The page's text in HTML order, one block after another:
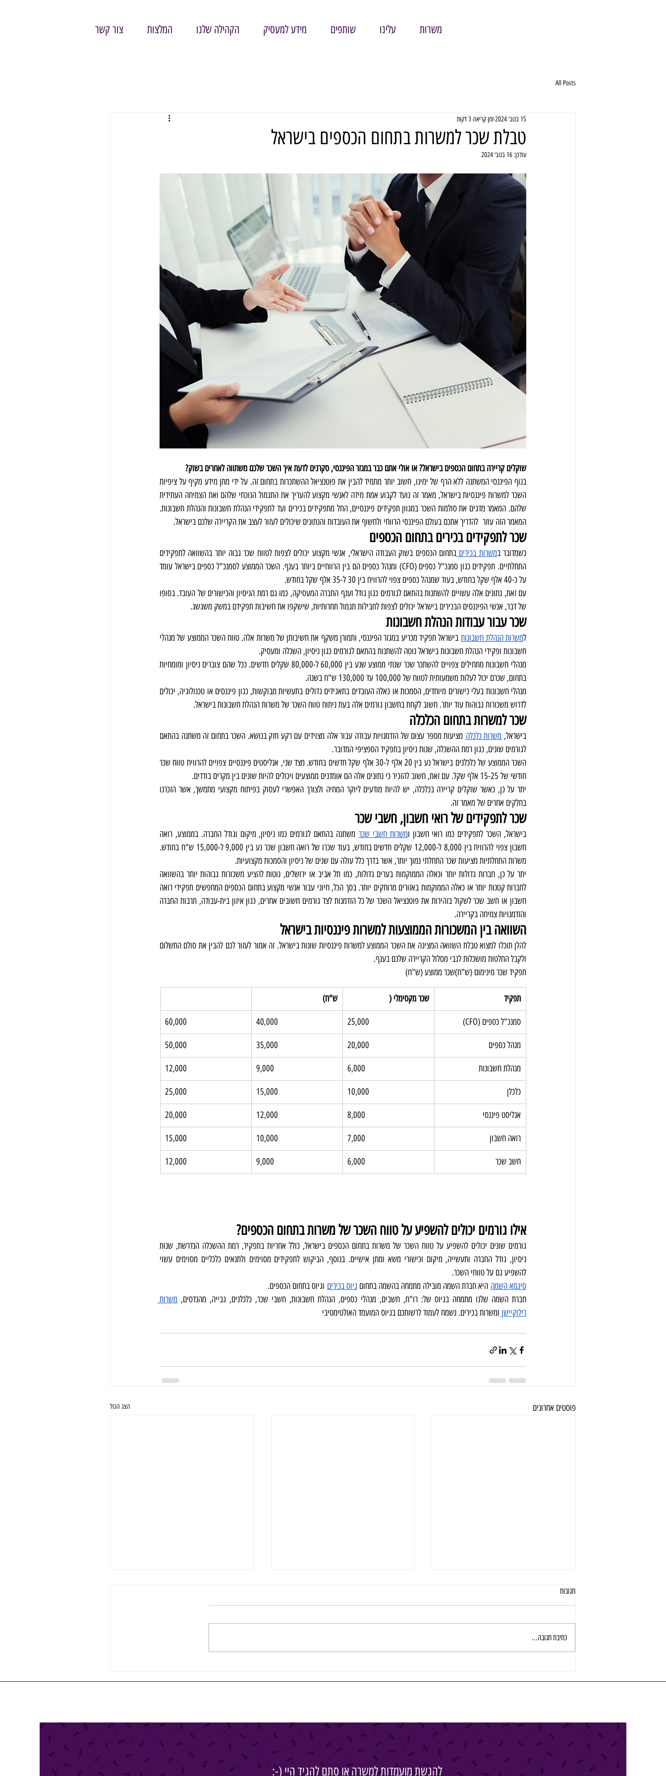
משרות עלינו שותפים מידע למעסיק הקהילה שלנו המלצות צור קשר
All Posts
טבלת שכר למשרות בתחום הכספים בישראל
15 בנוב׳ 2024 זמן קריאה 3 דקות
עודכן: 16 בנוב׳ 2024
שוקלים קריירה בתחום הכספים בישראל? או אולי אתם כבר במגזר הפיננסי, סקרנים לדעת איך השכר שלכם משתווה לאחרים בשוק?
המאמר הזה עוזר  להדריך אתכם בעולם הפיננסי הרווחי ולחשוף את העובדות והנתונים שיכולים לעזור לעצב את הקריירה שלכם בישראל.
שכר לתפקידים בכירים בתחום הכספים
כשמדובר במשרות בכירים
על כ-40 אלף שקל בחודש, בעוד שמנהל כספים צפוי להרוויח בין 30 ל-35 אלף שקל בחודש.
של דבר, אנשי הפיננסים הבכירים בישראל יכולים לצפות לחבילות תגמול תחרותיות, שישקפו את חשיבות תפקידם במשק משגשג.
שכר עבור עבודות הנהלת חשבונות
למשרות הנהלת חשבונות
חשבונות ופקידי הנהלת חשבונות בישראל נוטה להשתנות בהתאם לגורמים כגון ניסיון, השכלה ומעסיק.
בתחום, שכרם יכול לעלות משמעותית לטווח של 100,000 עד 130,000 ש"ח בשנה.
לדרוש משכורות גבוהות עוד יותר. חשוב לקחת בחשבון גורמים אלה בעת ניתוח טווח השכר של משרות הנהלת חשבונות בישראל.
שכר למשרות בתחום הכלכלה
בישראל, משרות כלכלה
לגורמים שונים, כגון רמת ההשכלה, שנות ניסיון בתפקיד הספציפי המדובר.
חודשי של 15-25 אלף שקל. עם זאת, חשוב להזכיר כי נתונים אלה הם אומדנים ממוצעים ויכולים להיות שונים בין מקרים בודדים.
בחלקים אחרים של מאמר זה.
שכר לתפקידים של רואי חשבון, חשבי שכר
בישראל, השכר לתפקידים כמו רואי חשבון ומשרות חשבי שכר
משרות התחלתיות מציעות שכר התחלתי נמוך יותר, אשר בדרך כלל עולה עם שנים של ניסיון והסמכות מקצועיות.
והזדמנויות צמיחה בקריירה.
השוואה בין המשכורות הממוצעות למשרות פיננסיות בישראל
ולקבל החלטות מושכלות לגבי מסלול הקריירה שלכם בענף.
תפקיד שכר מינימום (ש"ח)שכר ממוצע (ש"ח)
תפקיד שכר מקסימלי ( ש"ח)
סמנכ"ל כספים (CFO) 25,000
40,000
60,000
מנהל כספים 20,000
35,000
50,000
מנהלת חשבונות 6,000
9,000
12,000
כלכלן 10,000
15,000
25,000
אנליסט פיננסי 8,000
12,000
20,000
רואה חשבון 7,000
10,000
15,000
חשב שכר 6,000
9,000
12,000
אילו גורמים יכולים להשפיע על טווח השכר של משרות בתחום הכספים?
להשפיע גם על טווחי השכר.
סיגמא השמה היא חברת השמה מובילה מתמחה בהשמה בתחום גיוס בכירים וגיוס בתחום הכספים.
חברת השמה שלנו מתמחה בגיוס של: רו"ח, חשבים, מנהלי כספים, הנהלת חשבונות, חשבי שכר, כלכלנים, גבייה, מהנדסים,
רילוקיישן ומשרות בכירים. נשמח לעמוד לרשותכם בגיוס המועמד האולטימטיבי
פוסטים אחרונים הצג הכול
תגובות
כתיבת תגובה...
להגשת מועמדות למשרה או סתם להגיד היי (-: